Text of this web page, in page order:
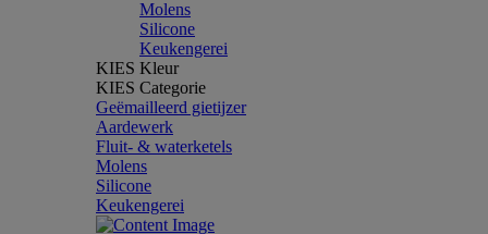
Molens
Silicone
Keukengerei
KIES Kleur
KIES Categorie
Geëmailleerd gietijzer
Aardewerk
Fluit- & waterketels
Molens
Silicone
Keukengerei